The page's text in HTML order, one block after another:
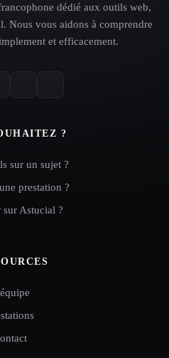
dédié aux outils web,
Nous vous aidons à comprendre
et efficacement.
?
sur un sujet ?
prestation ?
Astucial ?